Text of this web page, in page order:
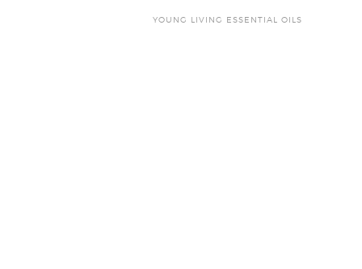
YOUNG LIVING ESSENTIAL OILS